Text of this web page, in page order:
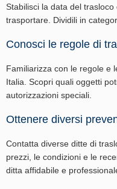
Stabilisci la data del
trasportare. Dividili in
Conosci le regole di
Familiarizza con le regole e
Italia. Scopri quali oggetti
autorizzazioni speciali.
Ottenere diversi
Contatta diverse ditte di
prezzi, le condizioni e le
ditta affidabile e